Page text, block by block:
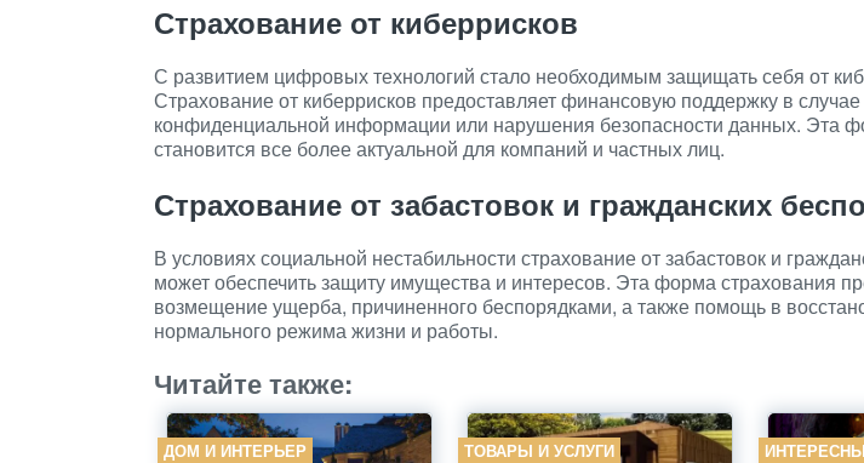
Страхование от киберрисков
С развитием цифровых технологий стало необходимым защищать себя от
Страхование от киберрисков предоставляет финансовую поддержку в случае
конфиденциальной информации или нарушения безопасности данных. Эта
становится все более актуальной для компаний и частных лиц.
Страхование от забастовок и гражданских
В условиях социальной нестабильности страхование от забастовок и
может обеспечить защиту имущества и интересов. Эта форма страхования
возмещение ущерба, причиненного беспорядками, а также помощь в
нормального режима жизни и работы.
Читайте также:
ДОМ И ИНТЕРЬЕР ТОВАРЫ И УСЛУГИ